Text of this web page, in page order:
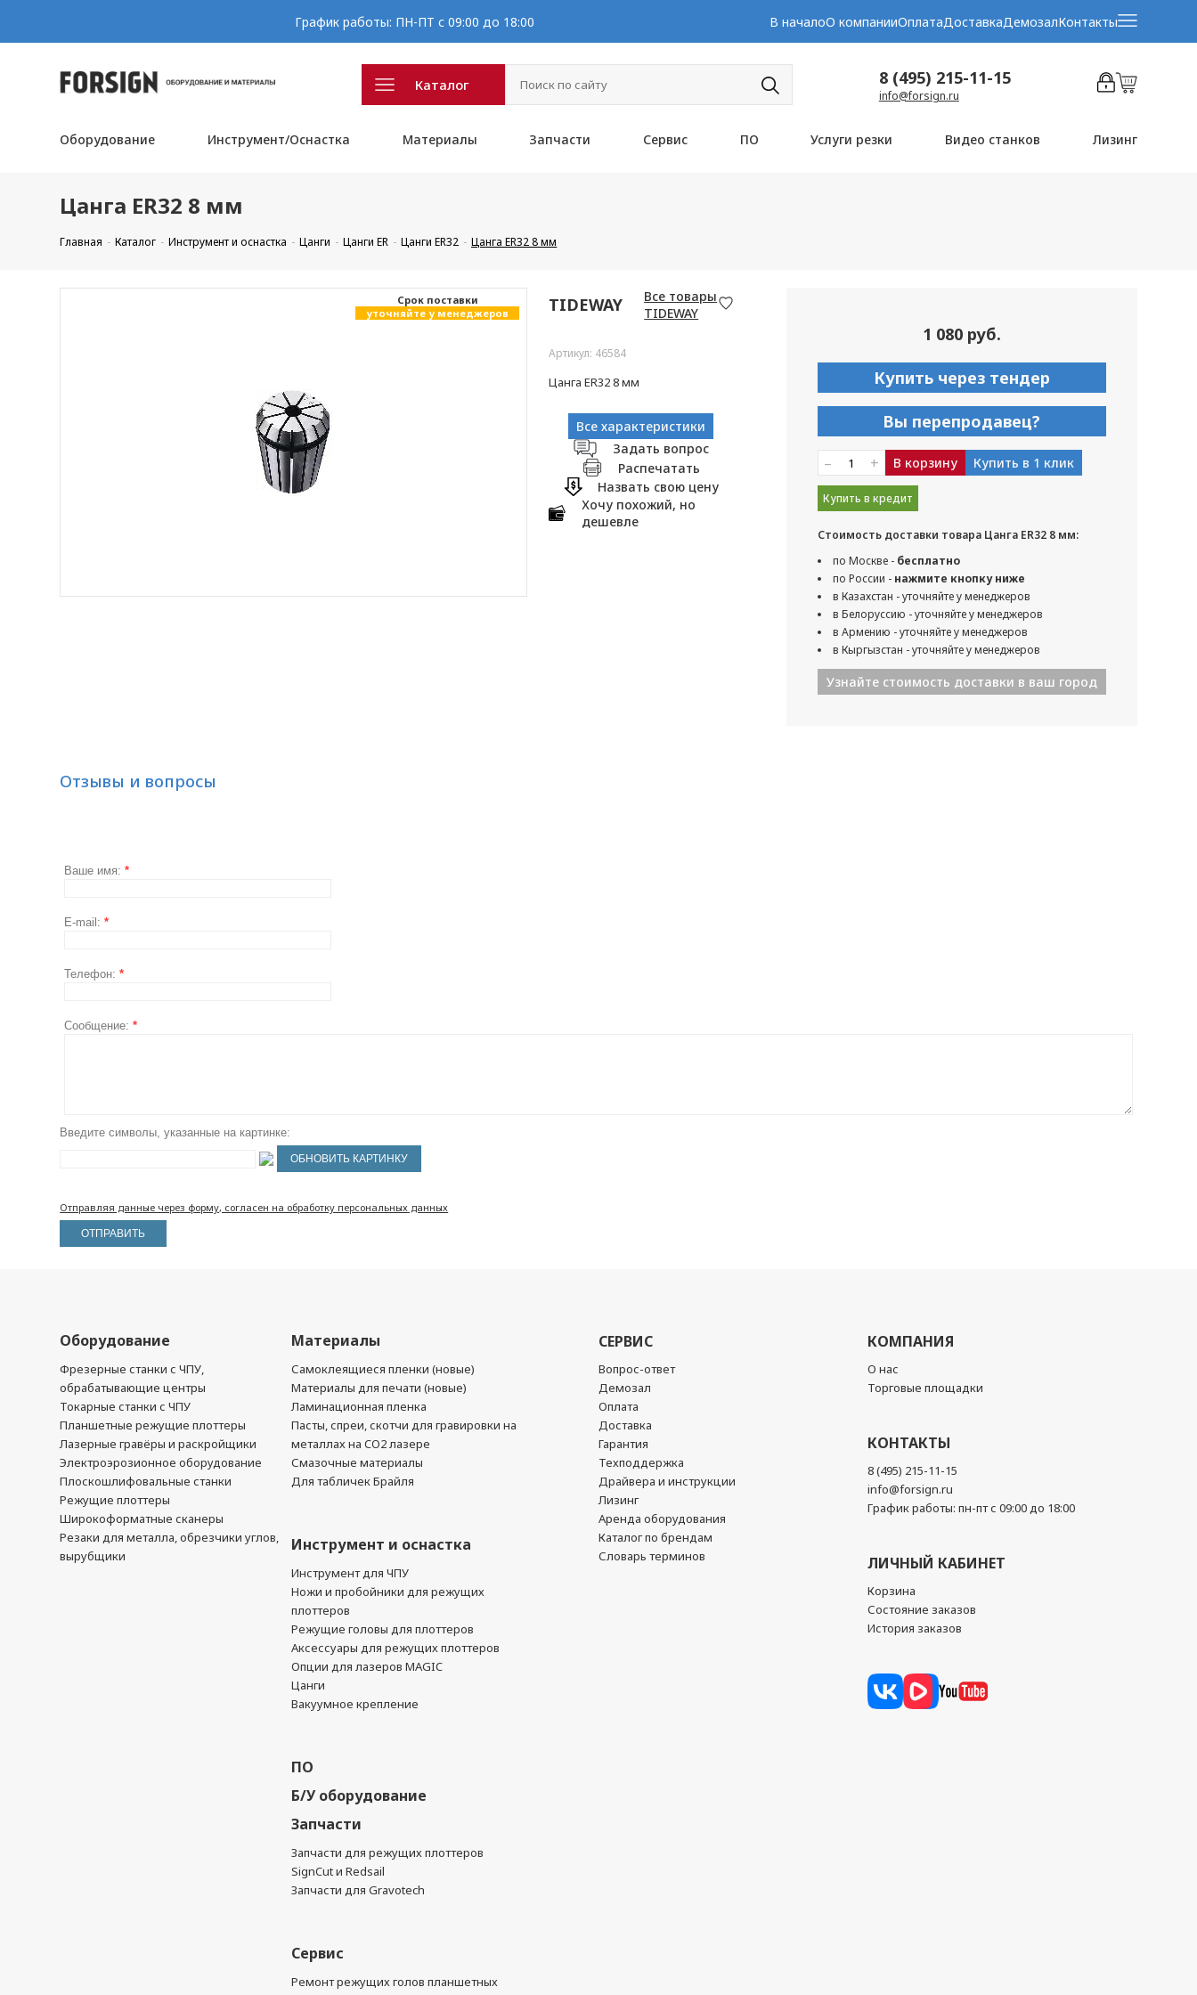
График работы: ПН-ПТ с 09:00 до 18:00 В началоО компанииОплатаДоставкаДемозалКонтакты
Каталог 8 (495) 215-11-15
info@forsign.ru
Оборудование Инструмент/Оснастка Материалы Запчасти Сервис ПО Услуги резки Видео станков Лизинг
Цанга ER32 8 мм
Главная Каталог Инструмент и оснастка Цанги Цанги ER Цанги ER32 Цанга ER32 8 мм
Cрок поставки
уточняйте у менеджеров
TIDEWAY
Все товары
TIDEWAY
Артикул: 46584
Цанга ER32 8 мм
Все характеристики
Задать вопрос
Распечатать
Назвать свою цену
Хочу похожий, но
дешевле
1 080 руб.
Купить через тендер
Вы перепродавец?
– + В корзину Купить в 1 клик
Купить в кредит
Стоимость доставки товара Цанга ER32 8 мм:
по Москве - бесплатно
по России - нажмите кнопку ниже
в Казахстан - уточняйте у менеджеров
в Белоруссию - уточняйте у менеджеров
в Армению - уточняйте у менеджеров
в Кыргызстан - уточняйте у менеджеров
Узнайте стоимость доставки в ваш город
Отзывы и вопросы
Ваше имя:*
E-mail:*
Телефон:*
Сообщение:*
Введите символы, указанные на картинке:
Отправляя данные через форму, согласен на обработку персональных данных
Оборудование
Фрезерные станки с ЧПУ,
обрабатывающие центры
Токарные станки с ЧПУ
Планшетные режущие плоттеры
Лазерные гравёры и раскройщики
Электроэрозионное оборудование
Плоскошлифовальные станки
Режущие плоттеры
Широкоформатные сканеры
Резаки для металла, обрезчики углов,
вырубщики
Материалы
Самоклеящиеся пленки (новые)
Материалы для печати (новые)
Ламинационная пленка
Пасты, спреи, скотчи для гравировки на
металлах на CO2 лазере
Смазочные материалы
Для табличек Брайля
Инструмент и оснастка
Инструмент для ЧПУ
Ножи и пробойники для режущих
плоттеров
Режущие головы для плоттеров
Аксессуары для режущих плоттеров
Опции для лазеров MAGIC
Цанги
Вакуумное крепление
ПО
Б/У оборудование
Запчасти
Запчасти для режущих плоттеров
SignCut и Redsail
Запчасти для Gravotech
Сервис
Ремонт режущих голов планшетных
СЕРВИС
Вопрос-ответ
Демозал
Оплата
Доставка
Гарантия
Техподдержка
Драйвера и инструкции
Лизинг
Аренда оборудования
Каталог по брендам
Словарь терминов
КОМПАНИЯ
О нас
Торговые площадки
КОНТАКТЫ
8 (495) 215-11-15
info@forsign.ru
График работы: пн-пт с 09:00 до 18:00
ЛИЧНЫЙ КАБИНЕТ
Корзина
Состояние заказов
История заказов